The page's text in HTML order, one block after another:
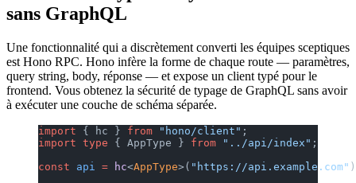
sans GraphQL
Une fonctionnalité qui a discrètement converti les équipes sceptiques
est Hono RPC. Hono infère la forme de chaque route — paramètres,
query string, body, réponse — et expose un client typé pour le
frontend. Vous obtenez la sécurité de typage de GraphQL sans avoir
à exécuter une couche de schéma séparée.
import { hc } from "hono/client" ;
import type { AppType } from "../api/index" ;
const api = hc<AppType>( "https://api.example.com"